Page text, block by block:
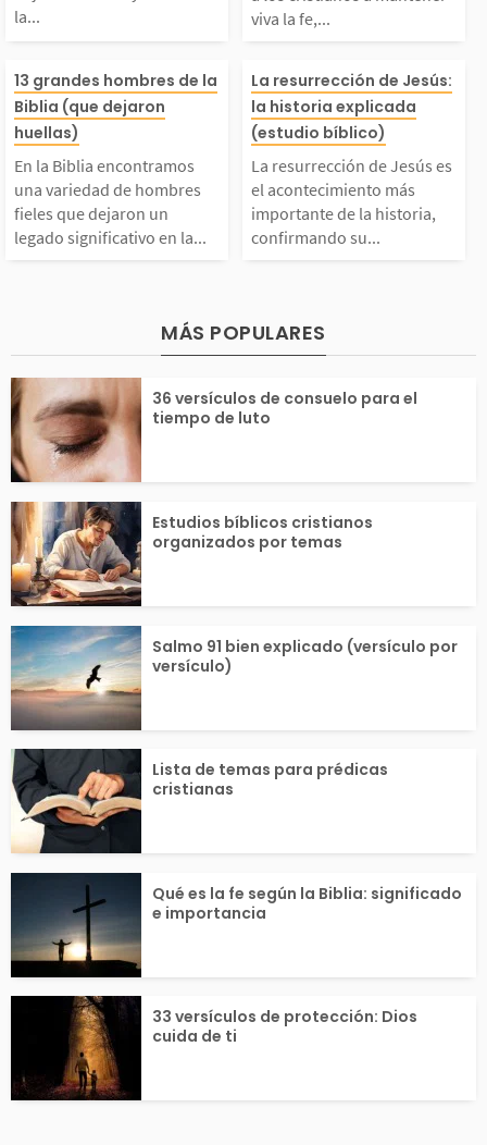
dejaron huellas y
la diferenci
en su momento. Ella
actuaron conforme a
la...
nos a
a fe,
s con alegría,
con frecuencia
viva la fe,...
la Biblia encontra
una variedad de
fieles que dej
un legado signifi
en la historia.
de ellos fuero
personajes notables
su...
13 grandes hombres de la
Biblia (que dejaron
huellas)
En la Biblia encontramos
una variedad de hombres
fieles que dejaron un
legado significativo en la...
La
sús es el
to más
a historia,
pecado y la
es días
u...
La resurrección de Jesús:
la historia explicada
(estudio bíblico)
La resurrección de Jesús es
el acontecimiento más
importante de la historia,
confirmando su...
MÁS POPULARES
36 versículos de consuelo para el
tiempo de luto
Estudios bíblicos cristianos
organizados por temas
Salmo 91 bien explicado (versículo por
versículo)
Lista de temas para prédicas
cristianas
Qué es la fe según la Biblia: significado
e importancia
33 versículos de protección: Dios
cuida de ti